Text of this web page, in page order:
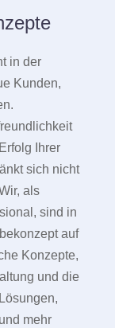
in der
Kunden,
Ihrer
sich nicht
als
sind in
auf
Konzepte,
und die
Lösungen,
und mehr